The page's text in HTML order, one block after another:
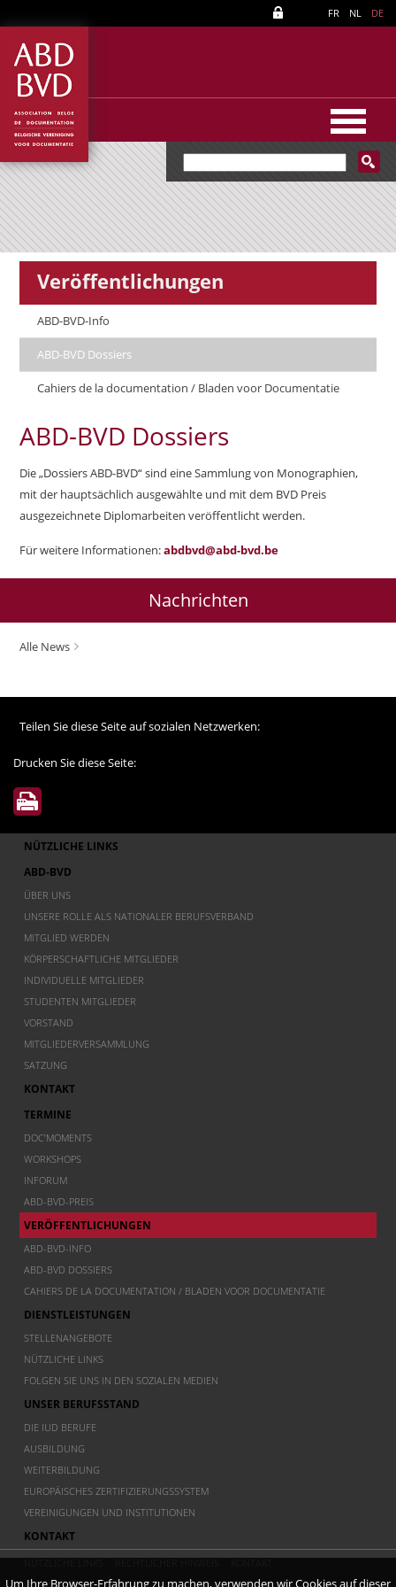
FR NL DE
Veröffentlichungen
ABD-BVD-Info
ABD-BVD Dossiers
Cahiers de la documentation / Bladen voor Documentatie
ABD-BVD Dossiers
Die „Dossiers ABD-BVD“ sind eine Sammlung von Monographien,
mit der hauptsächlich ausgewählte und mit dem BVD Preis
ausgezeichnete Diplomarbeiten veröffentlicht werden.
Für weitere Informationen:abdbvd@abd-bvd.be
Nachrichten
Alle News
Teilen Sie diese Seite auf sozialen Netzwerken:
Drucken Sie diese Seite:
NÜTZLICHE LINKS
ABD-BVD
ÜBER UNS
UNSERE ROLLE ALS NATIONALER BERUFSVERBAND
MITGLIED WERDEN
KÖRPERSCHAFTLICHE MITGLIEDER
INDIVIDUELLE MITGLIEDER
STUDENTEN MITGLIEDER
VORSTAND
MITGLIEDERVERSAMMLUNG
SATZUNG
KONTAKT
TERMINE
DOC’MOMENTS
WORKSHOPS
INFORUM
ABD-BVD-PREIS
VERÖFFENTLICHUNGEN
ABD-BVD-INFO
ABD-BVD DOSSIERS
CAHIERS DE LA DOCUMENTATION / BLADEN VOOR DOCUMENTATIE
DIENSTLEISTUNGEN
STELLENANGEBOTE
NÜTZLICHE LINKS
FOLGEN SIE UNS IN DEN SOZIALEN MEDIEN
UNSER BERUFSSTAND
DIE IUD BERUFE
AUSBILDUNG
WEITERBILDUNG
EUROPÄISCHES ZERTIFIZIERUNGSSYSTEM
VEREINIGUNGEN UND INSTITUTIONEN
KONTAKT
Um Ihre Browser-Erfahrung zu machen, verwenden wir Cookies auf dieser